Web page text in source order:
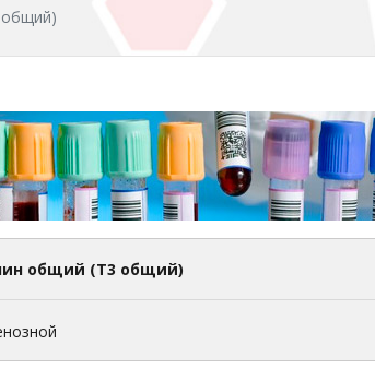
общий (Т3 общий)